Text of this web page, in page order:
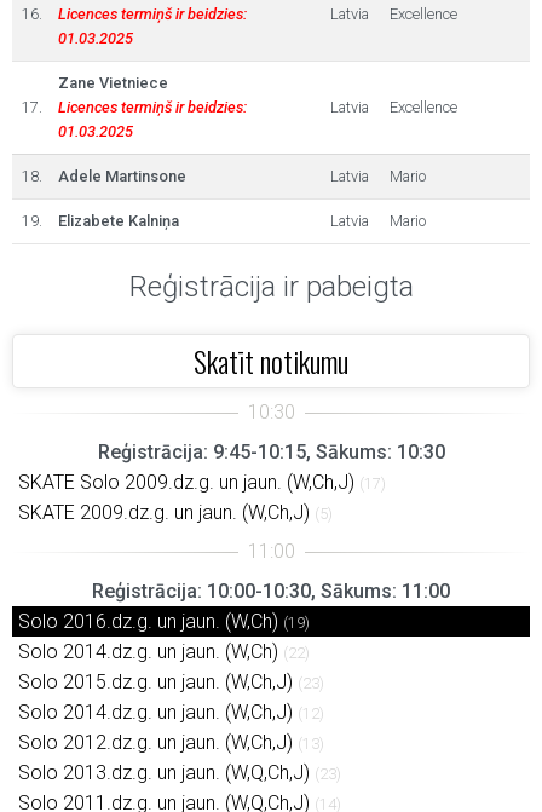
16.
Licences termiņš ir beidzies:
01.03.2025
Latvia Excellence
17.
Zane Vietniece
Licences termiņš ir beidzies:
01.03.2025
Latvia Excellence
18. Adele Martinsone Latvia Mario
19. Elizabete Kalniņa Latvia Mario
Reģistrācija ir pabeigta
Skatīt notikumu
Reģistrācija: 9:45-10:15, Sākums: 10:30
SKATE Solo 2009.dz.g. un jaun. (W,Ch,J) (17)
SKATE 2009.dz.g. un jaun. (W,Ch,J) (5)
Reģistrācija: 10:00-10:30, Sākums: 11:00
Solo 2016.dz.g. un jaun. (W,Ch) (19)
Solo 2014.dz.g. un jaun. (W,Ch) (22)
Solo 2015.dz.g. un jaun. (W,Ch,J) (23)
Solo 2014.dz.g. un jaun. (W,Ch,J) (12)
Solo 2012.dz.g. un jaun. (W,Ch,J) (13)
Solo 2013.dz.g. un jaun. (W,Q,Ch,J) (23)
Solo 2011.dz.g. un jaun. (W,Q,Ch,J) (14)